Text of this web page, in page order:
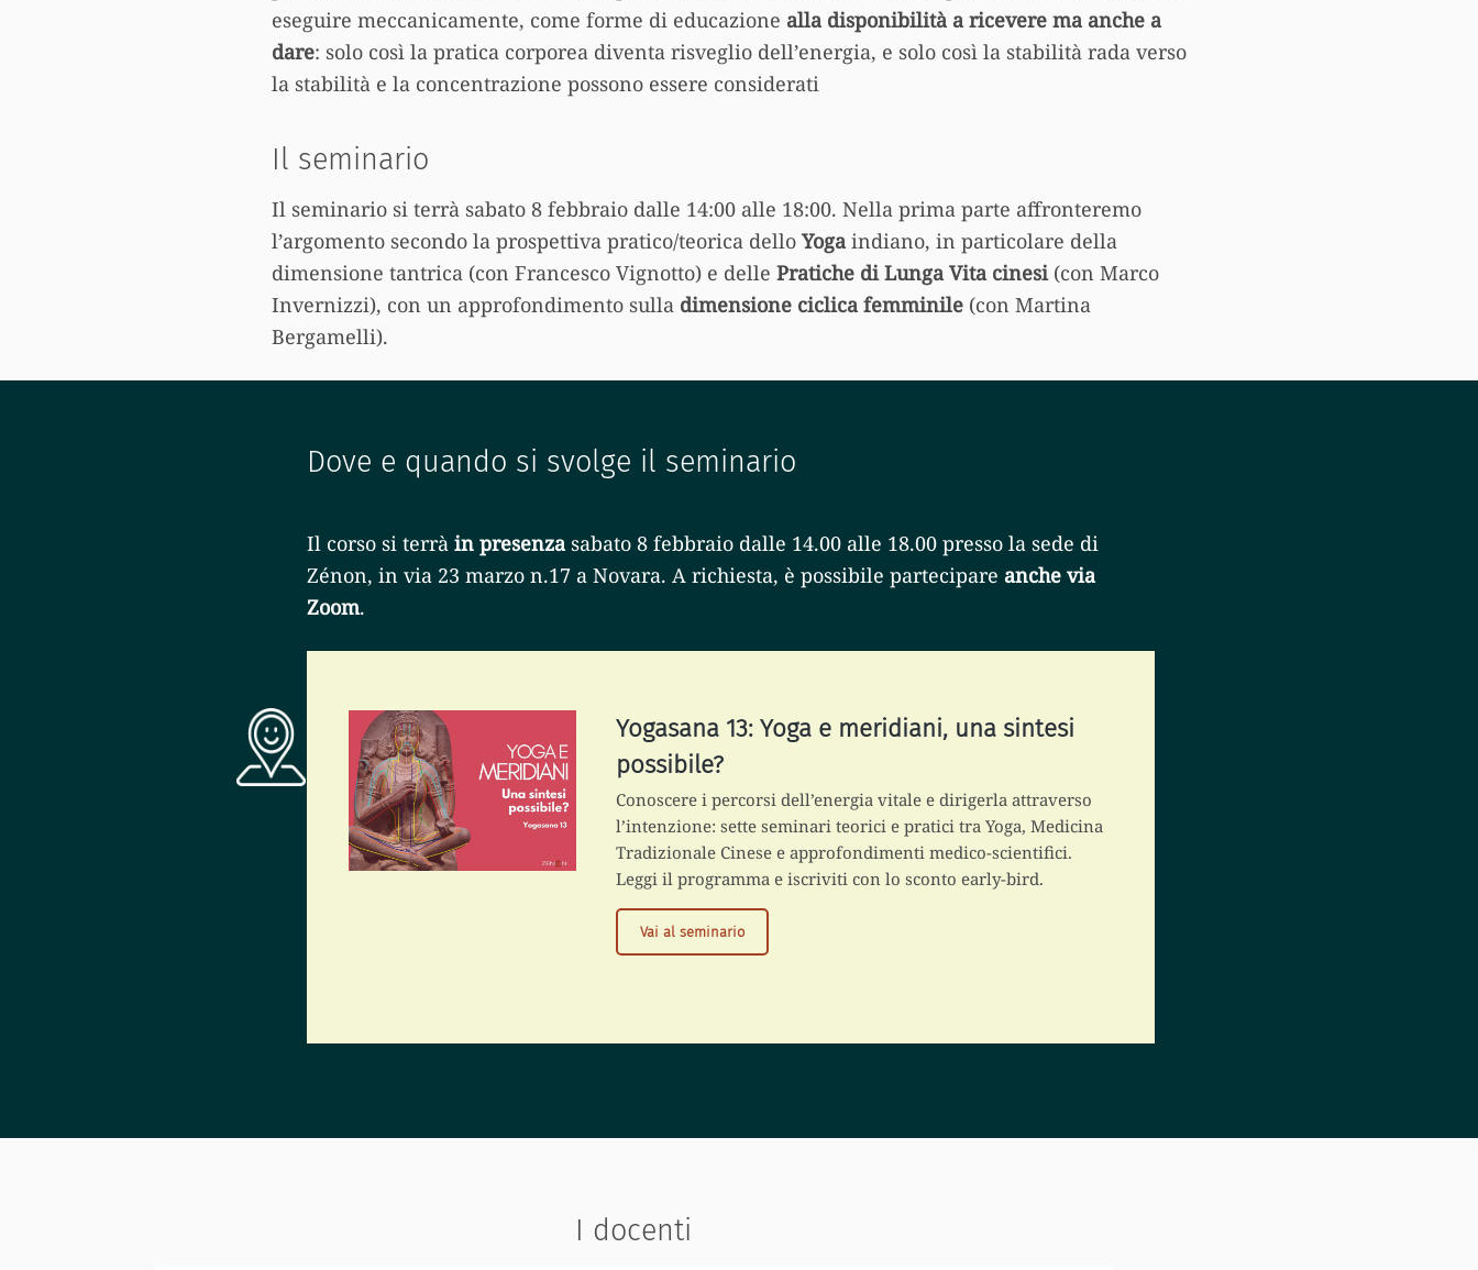
eseguire meccanicamente, come forme di educazione alla disponibilità a ricevere ma anche a
dare: solo così la pratica corporea diventa risveglio dell’energia, e solo così la stabilità rada verso
la stabilità e la concentrazione possono essere considerati
Il seminario
Il seminario si terrà sabato 8 febbraio dalle 14:00 alle 18:00. Nella prima parte affronteremo
l’argomento secondo la prospettiva pratico/teorica dello Yoga indiano, in particolare della
dimensione tantrica (con Francesco Vignotto) e delle Pratiche di Lunga Vita cinesi(con Marco
Invernizzi), con un approfondimento sulla dimensione ciclica femminile (con Martina
Bergamelli).
Dove e quando si svolge il seminario
Il corso si terrà in presenzasabato 8 febbraio dalle 14.00 alle 18.00 presso la sede di
Zénon, in via 23 marzo n.17 a Novara. A richiesta, è possibile partecipare anche via
Zoom.
Yogasana 13: Yoga e meridiani, una sintesi
possibile?
Conoscere i percorsi dell’energia vitale e dirigerla attraverso
l’intenzione: sette seminari teorici e pratici tra Yoga, Medicina
Tradizionale Cinese e approfondimenti medico-scientifici.
Leggi il programma e iscriviti con lo sconto early-bird.
Vai al seminarioY
o
a
3
I docenti